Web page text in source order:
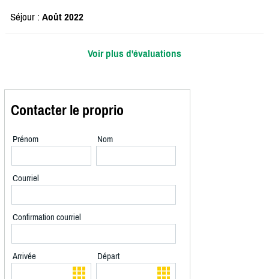
Séjour : Août 2022
Voir plus d'évaluations
Contacter le proprio
Prénom Nom
Courriel
Confirmation courriel
Arrivée Départ